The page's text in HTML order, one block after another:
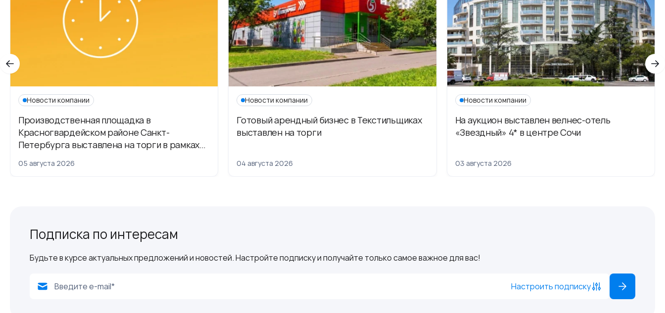
Новости компании
Производственная площадка в
Красногвардейском районе Санкт-
Петербурга выставлена на торги в рамках
05 августа 2026
Новости компании
Готовый арендный бизнес в Текстильщиках
выставлен на торги
04 августа 2026
Новости компании
На аукцион выставлен велнес-отель
«Звездный» 4* в центре Сочи
03 августа 2026
Подписка по интересам
Будьте в курсе актуальных предложений и новостей. Настройте подписку и получайте только самое важное для вас!
Настроить подписку